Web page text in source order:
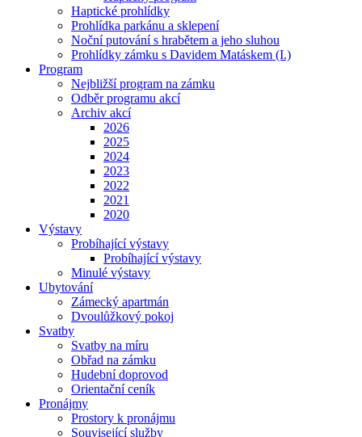
Haptické prohlídky
Prohlídka parkánu a sklepení
Noční putování s hrabětem a jeho sluhou
Prohlídky zámku s Davidem Matáskem (I.)
Program
Nejbližší program na zámku
Odběr programu akcí
Archiv akcí
2026
2025
2024
2023
2022
2021
2020
Výstavy
Probíhající výstavy
Probíhající výstavy
Minulé výstavy
Ubytování
Zámecký apartmán
Dvoulůžkový pokoj
Svatby
Svatby na míru
Obřad na zámku
Hudební doprovod
Orientační ceník
Pronájmy
Prostory k pronájmu
Související služby